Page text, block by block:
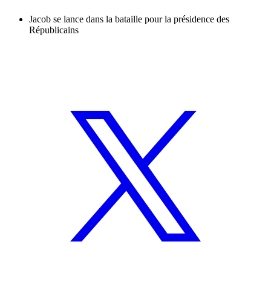
Jacob se lance dans la bataille pour la présidence des
Républicains